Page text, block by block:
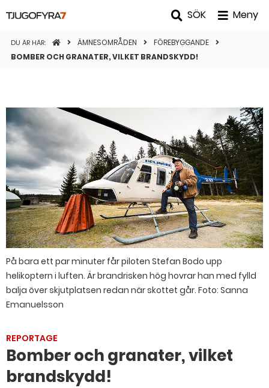
SÖK Meny
DU ÄR HÄR: STARTSIDANÄMNESOMRÅDEN
FÖREBYGGANDE
BOMBER OCH GRANATER, VILKET BRANDSKYDD!
På bara ett par minuter får piloten Stefan Bodo upp
helikoptern i luften. Är brandrisken hög hovrar han med fylld
balja över skjutplatsen redan när skottet går. Foto: Sanna
Emanuelsson
REPORTAGE
Bomber och granater, vilket
brandskydd!